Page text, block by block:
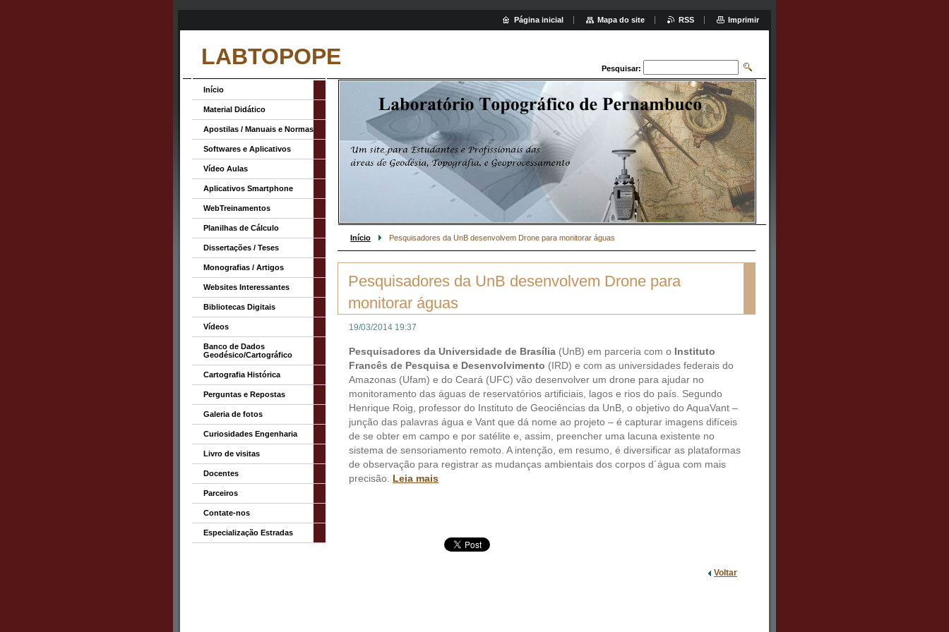
LABTOPOPE Pesquisar:
Início Pesquisadores da UnB desenvolvem Drone para monitorar águas
Pesquisadores da UnB desenvolvem Drone para
monitorar águas
19/03/2014 19:37
Pesquisadores da Universidade de Brasília (UnB) em parceria com o Instituto
Francês de Pesquisa e Desenvolvimento (IRD) e com as universidades federais do
Amazonas (Ufam) e do Ceará (UFC) vão desenvolver um drone para ajudar no
monitoramento das águas de reservatórios artificiais, lagos e rios do país. Segundo
Henrique Roig, professor do Instituto de Geociências da UnB, o objetivo do AquaVant –
junção das palavras água e Vant que dá nome ao projeto – é capturar imagens difíceis
de se obter em campo e por satélite e, assim, preencher uma lacuna existente no
sistema de sensoriamento remoto. A intenção, em resumo, é diversificar as plataformas
de observação para registrar as mudanças ambientais dos corpos d´água com mais
precisão. Leia mais
Voltar
Início
Material Didático
Apostilas / Manuais e Normas
Softwares e Aplicativos
Vídeo Aulas
Aplicativos Smartphone
WebTreinamentos
Planilhas de Cálculo
Dissertações / Teses
Monografias / Artigos
Websites Interessantes
Bibliotecas Digitais
Vídeos
Banco de Dados
Geodésico/Cartográfico
Cartografia Histórica
Perguntas e Repostas
Galeria de fotos
Curiosidades Engenharia
Livro de visitas
Docentes
Parceiros
Contate-nos
Especialização Estradas
Página inicial Mapa do site RSS Imprimir